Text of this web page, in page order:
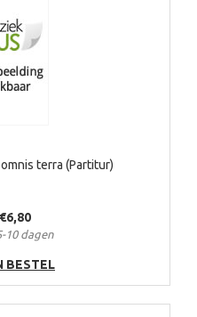
terra (Partitur)
10 dagen
BESTEL